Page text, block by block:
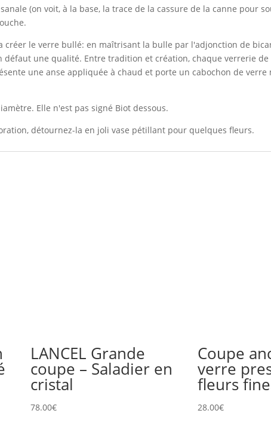
(on voit, à la base, la trace de la cassure de la canne pour
créer le verre bullé: en maîtrisant la bulle par l'adjonction de
une qualité. Entre tradition et création, chaque verrerie de
une anse appliquée à chaud et porte un cabochon de verre
Elle n'est pas signé Biot dessous.
détournez-la en joli vase pétillant pour quelques fleurs.
LANCEL Grande
coupe – Saladier en
cristal
78.00€
Coupe
verre
fleurs
28.00€